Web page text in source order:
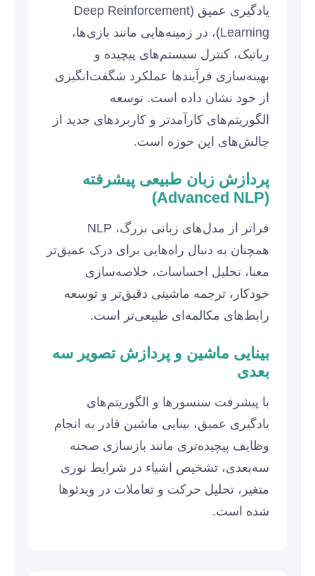
یادگیری عمیق (Deep Reinforcement
Learning)، در زمینه‌هایی مانند بازی‌ها،
رباتیک، کنترل سیستم‌های پیچیده و
بهینه‌سازی فرآیندها عملکرد شگفت‌انگیزی
از خود نشان داده است. توسعه
الگوریتم‌های کارآمدتر و کاربردهای جدید از
چالش‌های این حوزه است.
پردازش زبان طبیعی پیشرفته
(Advanced NLP)
فراتر از مدل‌های زبانی بزرگ، NLP
همچنان به دنبال راه‌هایی برای درک عمیق‌تر
معنا، تحلیل احساسات، خلاصه‌سازی
خودکار، ترجمه ماشینی دقیق‌تر و توسعه
رابط‌های مکالمه‌ای طبیعی‌تر است.
بینایی ماشین و پردازش تصویر سه
بعدی
با پیشرفت سنسورها و الگوریتم‌های
یادگیری عمیق، بینایی ماشین قادر به انجام
وظایف پیچیده‌تری مانند بازسازی صحنه
سه‌بعدی، تشخیص اشیاء در شرایط نوری
متغیر، تحلیل حرکت و تعاملات در ویدئوها
شده است.